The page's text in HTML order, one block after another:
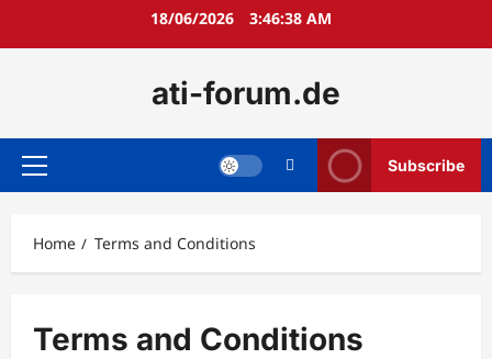
18/06/2026 3:46:38 AM
ati-forum.de
Primary
Subscribe
Home Terms and Conditions
Terms and Conditions